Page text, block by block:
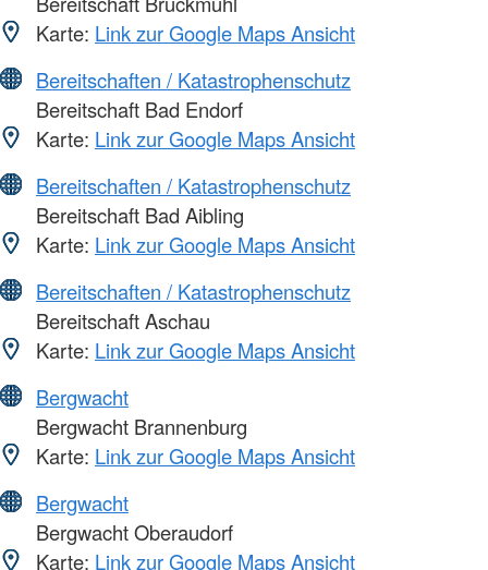
Karte: Link zur Google Maps Ansicht
Bereitschaften / Katastrophenschutz
Bereitschaft Bad Endorf
Karte: Link zur Google Maps Ansicht
Bereitschaften / Katastrophenschutz
Bereitschaft Bad Aibling
Karte: Link zur Google Maps Ansicht
Bereitschaften / Katastrophenschutz
Bereitschaft Aschau
Karte: Link zur Google Maps Ansicht
Bergwacht
Bergwacht Brannenburg
Karte: Link zur Google Maps Ansicht
Bergwacht
Bergwacht Oberaudorf
Karte: Link zur Google Maps Ansicht